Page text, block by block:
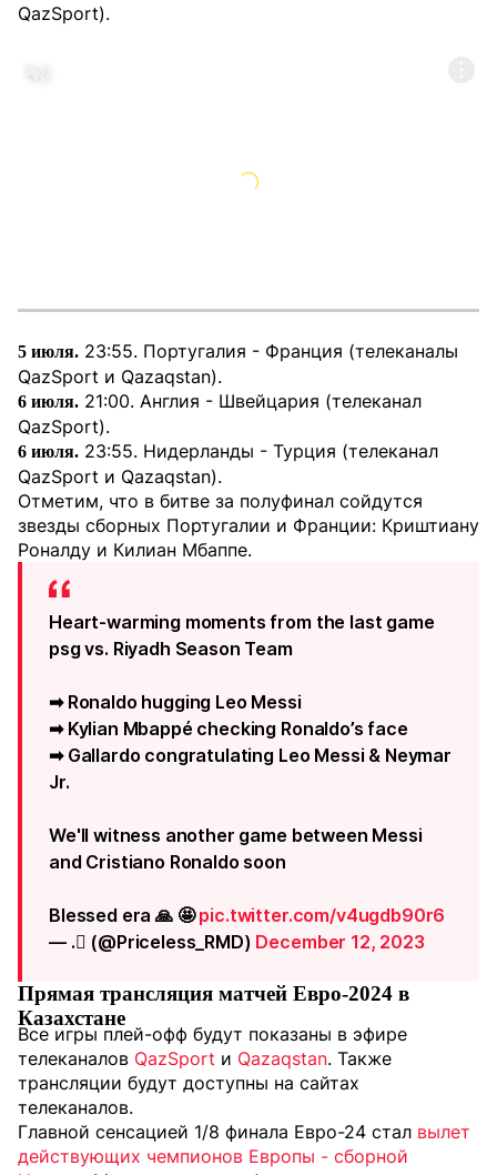
QazSport).
5 июля. 23:55. Португалия - Франция (телеканалы
QazSport и Qazaqstan).
6 июля. 21:00. Англия - Швейцария (телеканал
QazSport).
6 июля. 23:55. Нидерланды - Турция (телеканал
QazSport и Qazaqstan).
Отметим, что в битве за полуфинал сойдутся
звезды сборных Португалии и Франции: Криштиану
Роналду и Килиан Мбаппе.
Heart-warming moments from the last game
psg vs. Riyadh Season Team
➡ Ronaldo hugging Leo Messi
➡ Kylian Mbappé checking Ronaldo’s face
➡ Gallardo congratulating Leo Messi & Neymar
Jr.
We'll witness another game between Messi
and Cristiano Ronaldo soon
Blessed era 🙏 🤩pic.twitter.com/v4ugdb90r6
— . (@Priceless_RMD) December 12, 2023
Прямая трансляция матчей Евро-2024 в
Казахстане
Все игры плей-офф будут показаны в эфире
телеканалов QazSport и Qazaqstan. Также
трансляции будут доступны на сайтах
телеканалов.
Главной сенсацией 1/8 финала Евро-24 стал вылет
действующих чемпионов Европы - сборной